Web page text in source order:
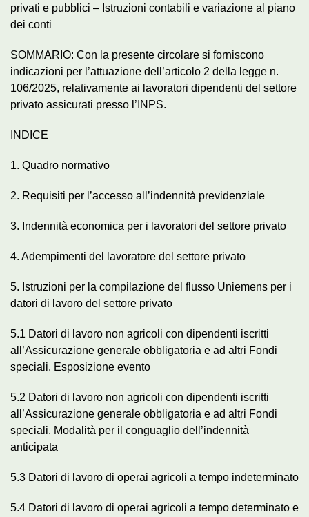
privati e pubblici – Istruzioni contabili e variazione al piano
dei conti
SOMMARIO: Con la presente circolare si forniscono
indicazioni per l’attuazione dell’articolo 2 della legge n.
106/2025, relativamente ai lavoratori dipendenti del settore
privato assicurati presso l’INPS.
INDICE
1. Quadro normativo
2. Requisiti per l’accesso all’indennità previdenziale
3. Indennità economica per i lavoratori del settore privato
4. Adempimenti del lavoratore del settore privato
5. Istruzioni per la compilazione del flusso Uniemens per i
datori di lavoro del settore privato
5.1 Datori di lavoro non agricoli con dipendenti iscritti
all’Assicurazione generale obbligatoria e ad altri Fondi
speciali. Esposizione evento
5.2 Datori di lavoro non agricoli con dipendenti iscritti
all’Assicurazione generale obbligatoria e ad altri Fondi
speciali. Modalità per il conguaglio dell’indennità
anticipata
5.3 Datori di lavoro di operai agricoli a tempo indeterminato
5.4 Datori di lavoro di operai agricoli a tempo determinato e